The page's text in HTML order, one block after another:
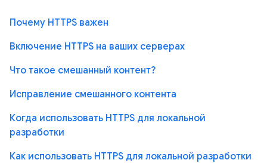
Почему HTTPS важен
Включение HTTPS на ваших серверах
Что такое смешанный контент?
Исправление смешанного контента
Когда использовать HTTPS для локальной
разработки
Как использовать HTTPS для локальной разработки